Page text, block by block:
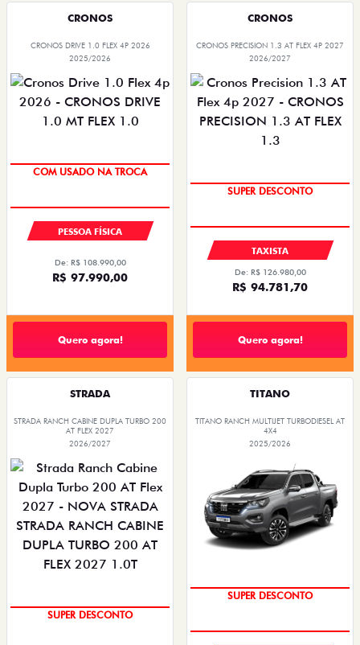
CRONOS
CRONOS DRIVE 1.0 FLEX 4P 2026
2025/2026
PESSOA FÍSICA
De: R$ 108.990,00
R$ 97.990,00
Quero agora!
CRONOS
CRONOS PRECISION 1.3 AT FLEX 4P 2027
2026/2027
SUPER DESCONTO
TAXISTA
De: R$ 126.980,00
R$ 94.781,70
Quero agora!
STRADA
STRADA RANCH CABINE DUPLA TURBO 200
AT FLEX 2027
2026/2027
SUPER DESCONTO
TITANO
TITANO RANCH MULTIJET TURBODIESEL AT
4X4
2025/2026
SUPER DESCONTO